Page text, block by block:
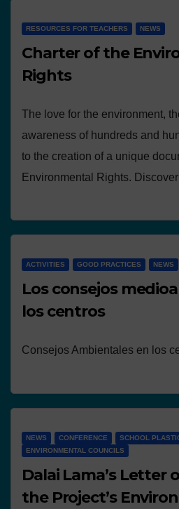
RESOURCES FOR TEACHERS NEWS
Charter of the
Rights
The love for the environment,
awareness of hundreds and
to the creation of a unique
Environmental Rights.
ACTIVITIES GOOD PRACTICES NEWS
Los consejos
los centros
Consejos Ambientales en los
NEWS CONFERENCE
SCHOOL
ENVIRONMENTAL COUNCILS
Dalai Lama’s Letter
the Project’s